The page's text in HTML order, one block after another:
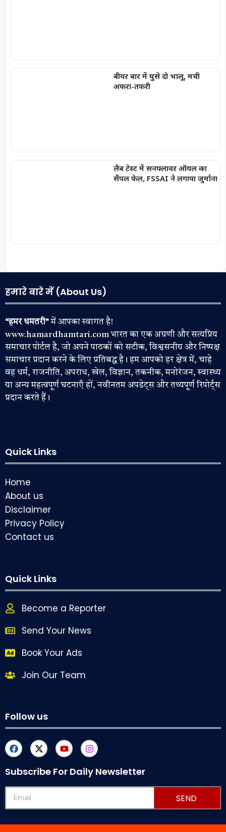
बीयर बार में घुसे दो भालू, मची
अफरा-तफरी
लैब टेस्ट में सनफ्लावर ऑयल का
सैंपल फेल, FSSAI ने लगाया जुर्माना
हमारे बारे में (About Us)
“हमर धमतरी”में आपका स्वागत है!
www.hamardhamtari.com भारत का एक अग्रणी और सत्यप्रिय
समाचार पोर्टल है, जो अपने पाठकों को सटीक, विश्वसनीय और निष्पक्ष
समाचार प्रदान करने के लिए प्रतिबद्ध है। हम आपको हर क्षेत्र में, चाहे
वह धर्म, राजनीति, अपराध, खेल, विज्ञान, तकनीक, मनोरंजन, स्वास्थ्य
या अन्य महत्वपूर्ण घटनाएँ हों, नवीनतम अपडेट्स और तथ्यपूर्ण रिपोर्ट्स
प्रदान करते हैं।
Quick Links
Home
About us
Disclaimer
Privacy Policy
Contact us
Quick Links
Become a Reporter
Send Your News
Book Your Ads
Join Our Team
Follow us
Subscribe For Daily Newsletter
SEND